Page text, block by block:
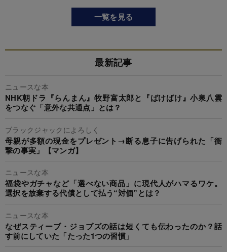
一覧を見る
最新記事
ニュースな本
NHK朝ドラ『らんまん』牧野富太郎と『ばけばけ』小泉八雲
をつなぐ「意外な共通点」とは？
ブラックジャックによろしく
母親が多額の現金をプレゼント→断る息子に告げられた「衝
撃の事実」【マンガ】
ニュースな本
福袋やガチャなど「選べない商品」に現代人がハマるワケ。
選択を放棄する代償として払う“対価”とは？
ニュースな本
なぜスティーブ・ジョブズの話は短くても伝わったのか？話
す前にしていた「たった1つの習慣」